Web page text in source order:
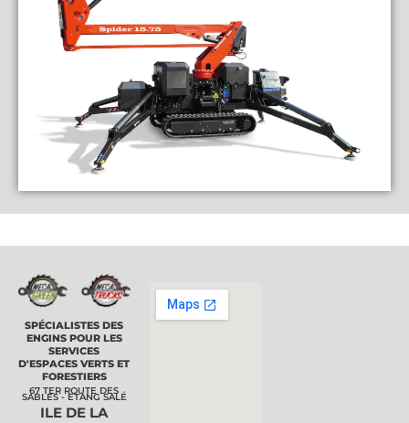
SPÉCIALISTES DES
ENGINS POUR LES
SERVICES
D'ESPACES VERTS ET
FORESTIERS
67 TER ROUTE DES
SABLES - ETANG SALÉ
ILE DE LA